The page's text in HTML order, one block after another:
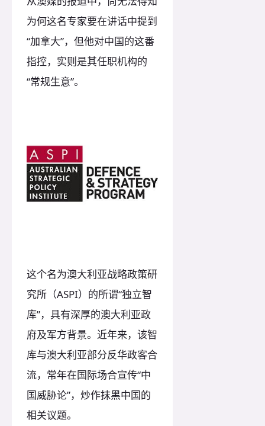
为何这名专家要在讲话中提到
“加拿大”，但他对中国的这番
指控，实则是其任职机构的
“常规生意”。
这个名为澳大利亚战略政策研
究所（ASPI）的所谓“独立智
库”，具有深厚的澳大利亚政
府及军方背景。近年来，该智
库与澳大利亚部分反华政客合
流，常年在国际场合宣传“中
国威胁论”，炒作抹黑中国的
相关议题。